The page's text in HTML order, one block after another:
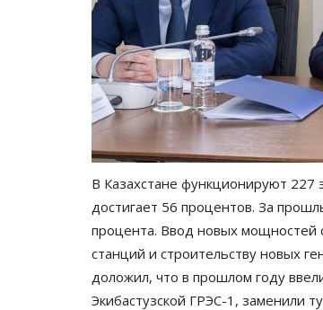
В Казахстане функционируют 227
достигает 56 процентов. За
процента. Ввод новых
станций и строительству новых
доложил, что в прошлом году
Экибастузской ГРЭС-1, заменили
нем живет любовь к тяжелой